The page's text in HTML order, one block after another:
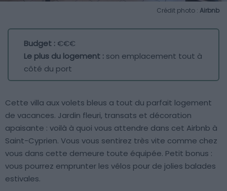
Crédit photo : Airbnb
Budget :€€€
Le plus du logement : son emplacement tout à
côté du port
Cette villa aux volets bleus a tout du parfait logement
de vacances. Jardin fleuri, transats et décoration
apaisante : voilà à quoi vous attendre dans cet Airbnb à
Saint-Cyprien. Vous vous sentirez très vite comme chez
vous dans cette demeure toute équipée. Petit bonus :
vous pourrez emprunter les vélos pour de jolies balades
estivales.